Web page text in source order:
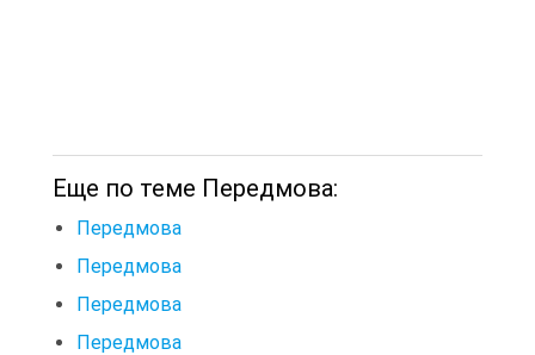
Еще по теме Передмова:
Передмова
Передмова
Передмова
Передмова